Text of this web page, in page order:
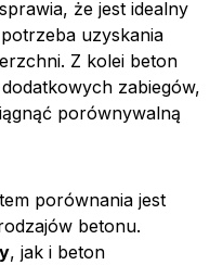
że jest idealny
uzyskania
Z kolei beton
zabiegów,
porównywalną
porównania jest
betonu.
, jak i beton